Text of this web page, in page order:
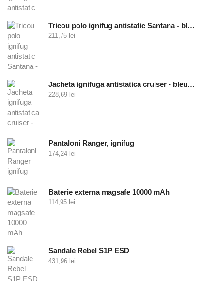
Tricou polo ignifug antistatic Santana - bleumarin
211,75 lei
Jacheta ignifuga antistatica cruiser - bleumarin
228,69 lei
Pantaloni Ranger, ignifug
174,24 lei
Baterie externa magsafe 10000 mAh
114,95 lei
Sandale Rebel S1P ESD
431,96 lei